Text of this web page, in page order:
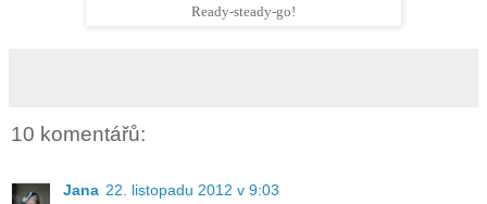
Ready-steady-go!
10 komentářů:
Jana 22. listopadu 2012 v 9:03